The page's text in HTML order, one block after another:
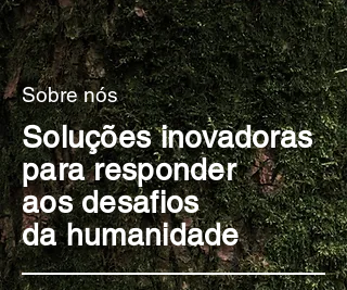
Sobre nós
Soluções inovadoras
para responder
aos desafios
da humanidade